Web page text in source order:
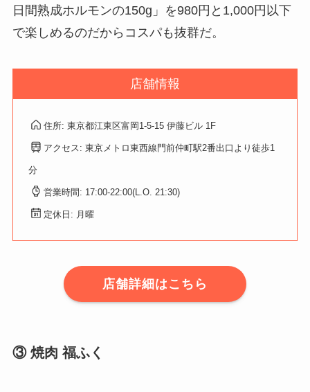
日間熟成ホルモンの150g」を980円と1,000円以下
で楽しめるのだからコスパも抜群だ。
店舗情報
住所: 東京都江東区富岡1-5-15 伊藤ビル 1F
アクセス: 東京メトロ東西線門前仲町駅2番出口より徒歩1
分
営業時間: 17:00-22:00(L.O. 21:30)
定休日: 月曜
店舗詳細はこちら
③ 焼肉 福ふく